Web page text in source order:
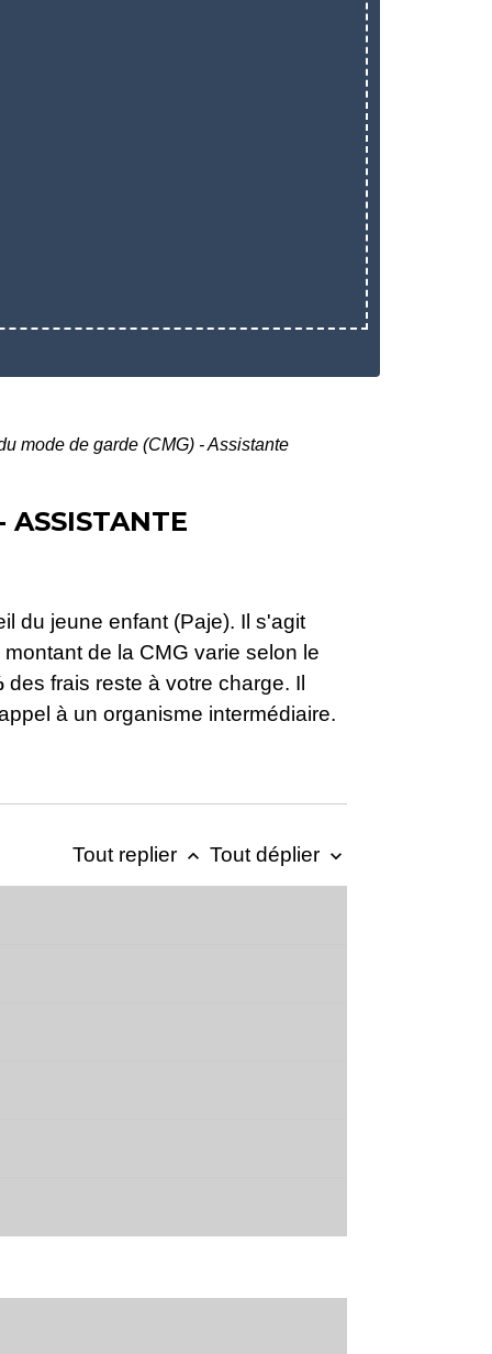
mode de garde (CMG) - Assistante
ASSISTANTE
du jeune enfant (Paje). Il s'agit
de la CMG varie selon le
des frais reste à votre charge. Il
à un organisme intermédiaire.
Tout replier keyboard_arrow_up Tout déplier keyboard_arrow_down